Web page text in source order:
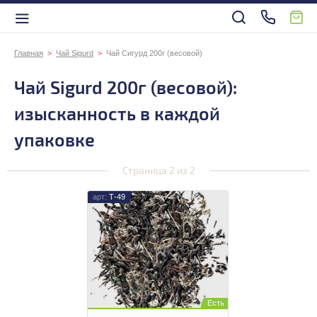
Главная Чай Sigurd Чай Сигурд 200г (весовой)
Чай Sigurd 200г (весовой):
изысканность в каждой
упаковке
Страница 2 из 2
Т-49